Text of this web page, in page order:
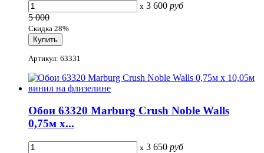
x 3 600 руб
5 000
Скидка 28%
Артикул: 63331
Обои 63320 Marburg Crush Noble Walls
0,75м x...
x 3 650 руб